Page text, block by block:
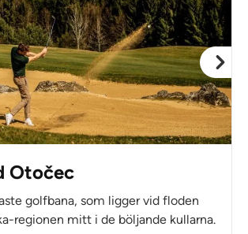
Otočec
golfbana, som ligger vid floden
regionen mitt i de böljande kullarna.